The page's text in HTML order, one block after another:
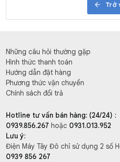
Trở
Những câu hỏi thường gặp
Hình thức thanh toán
Hướng dẫn đặt hàng
Phương thức vận chuyển
Chính sách đổi trả
Hotline tư vấn bán hàng: (24/24) :
0939.856.267 hoặc 0931.013.952
Lưu ý:
Điện Máy Tây Đô chỉ sử dụng 2 số
0939 856 267